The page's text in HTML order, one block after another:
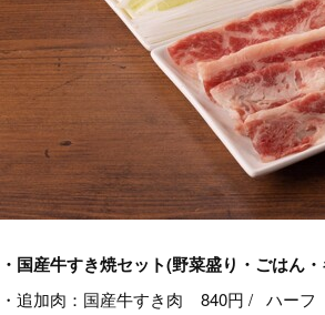
・国産牛すき焼セット(野菜盛り・ごはん
・追加肉：国産牛すき肉 840円 / ハー